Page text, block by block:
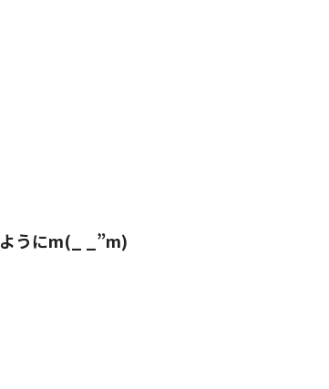
うにm(_ _”m)